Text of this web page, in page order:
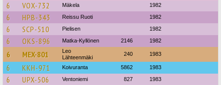
6 VOX-732 Mäkela 1982
6 HPB-343 Reissu Ruoti 1982
6 SCP-510 Pielisen 1982
6 OKS-896 Matka-Kyllönen 2146 1982
6 MEX-801
Leo
Lähteenmäki
240 1983
6 KKH-971 Koivuranta 5862 1983
6 UPX-506 Ventoniemi 827 1983